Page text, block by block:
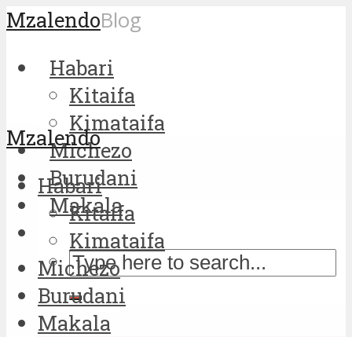
MzalendoBlog
Habari
Kitaifa
Kimataifa
Michezo
Burudani
Makala
Mzalendo
Habari
Kitaifa
Kimataifa
Michezo
Burudani
Makala